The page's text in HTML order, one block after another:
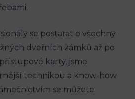
se postarat o všechny
dveřních zámků až po
karty, jsme
technikou a know-how
se můžete